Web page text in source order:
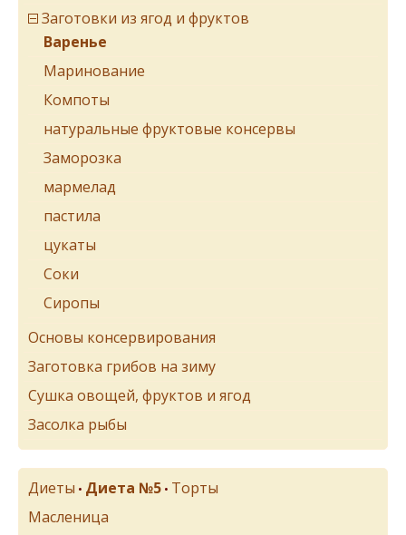
Заготовки из ягод и фруктов
Варенье
Маринование
Компоты
натуральные фруктовые консервы
Заморозка
мармелад
пастила
цукаты
Соки
Сиропы
Основы консервирования
Заготовка грибов на зиму
Сушка овощей, фруктов и ягод
Засолка рыбы
Диеты • Диета №5 • Торты
Масленица